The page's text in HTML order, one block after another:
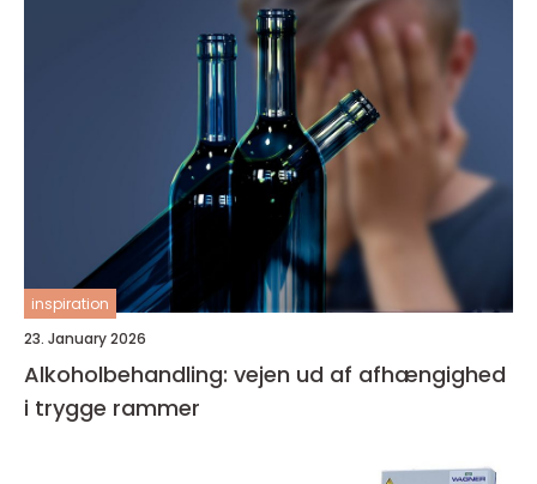
inspiration
23. January 2026
Alkoholbehandling: vejen ud af afhængighed
i trygge rammer